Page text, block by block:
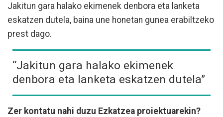
Jakitun gara halako ekimenek denbora eta lanketa
eskatzen dutela, baina une honetan gunea erabiltzeko
prest dago.
“Jakitun gara halako ekimenek
denbora eta lanketa eskatzen dutela”
Zer kontatu nahi duzu Ezkatzea proiektuarekin?